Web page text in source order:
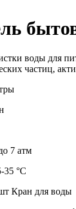
воды для
частиц,
7 атм
35 °С
Кран для воды